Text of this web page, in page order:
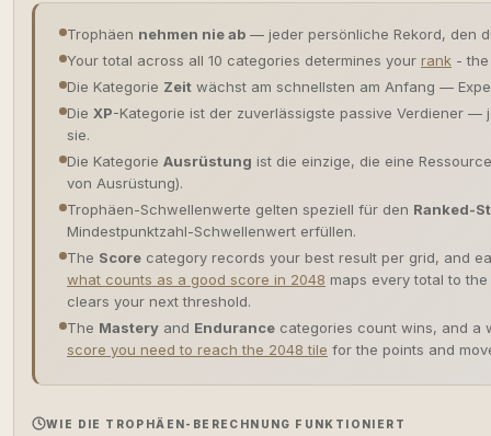
Trophäen nehmen nie ab — jeder persönliche Rekord, den
Your total across all 10 categories determines your rank -
Die Kategorie Zeit wächst am schnellsten am Anfang —
Die XP-Kategorie ist der zuverlässigste passive Verdiener —
sie.
Die Kategorie Ausrüstung ist die einzige, die eine
von Ausrüstung).
Trophäen-Schwellenwerte gelten speziell für den Ranked-
Mindestpunktzahl-Schwellenwert erfüllen.
The Score category records your best result per grid, and
what counts as a good score in 2048 maps every total to
clears your next threshold.
The Mastery and Endurance categories count wins, and a
score you need to reach the 2048 tile for the points and
WIE DIE TROPHÄEN-BERECHNUNG FUNKTIONIERT